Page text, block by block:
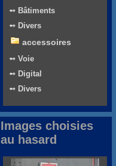
➻ Bâtiments
➻ Divers
accessoires
➻ Voie
➻ Digital
➻ Divers
Images choisies
au hasard